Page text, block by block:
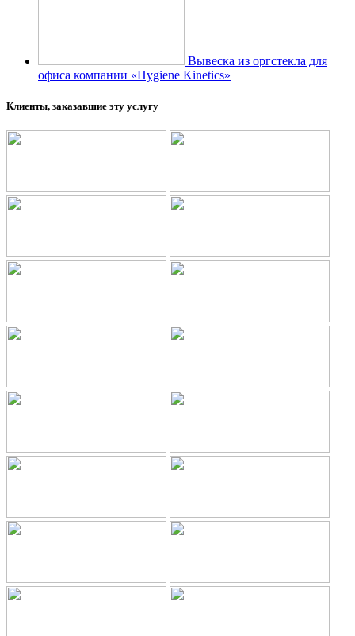
Вывеска из оргстекла для
офиса компании «Hygiene Kinetics»
Клиенты, заказавшие эту услугу